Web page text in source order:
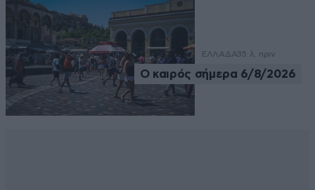
ΕΛΛΑΔΑ35 λ. πριν
Ο καιρός σήμερα 6/8/2026